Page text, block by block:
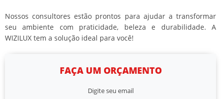
Nossos consultores estão prontos para ajudar a transformar
seu ambiente com praticidade, beleza e durabilidade. A
WIZILUX tem a solução ideal para você!
FAÇA UM ORÇAMENTO
Digite seu email